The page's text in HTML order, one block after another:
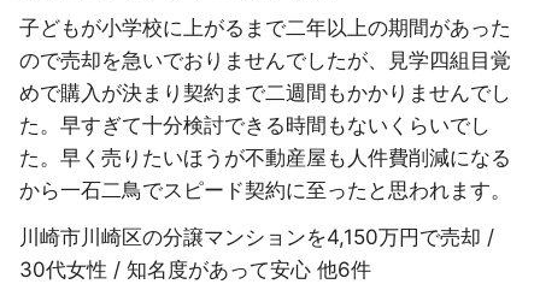
子どもが小学校に上がるまで二年以上の期間があった
ので売却を急いでおりませんでしたが、見学四組目覚
めで購入が決まり契約まで二週間もかかりませんでし
た。早すぎて十分検討できる時間もないくらいでし
た。早く売りたいほうが不動産屋も人件費削減になる
から一石二鳥でスピード契約に至ったと思われます。
川崎市川崎区の分譲マンションを4,150万円で売却 /
30代女性 / 知名度があって安心 他6件